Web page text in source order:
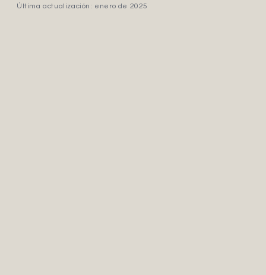
Última actualización: enero de 2025